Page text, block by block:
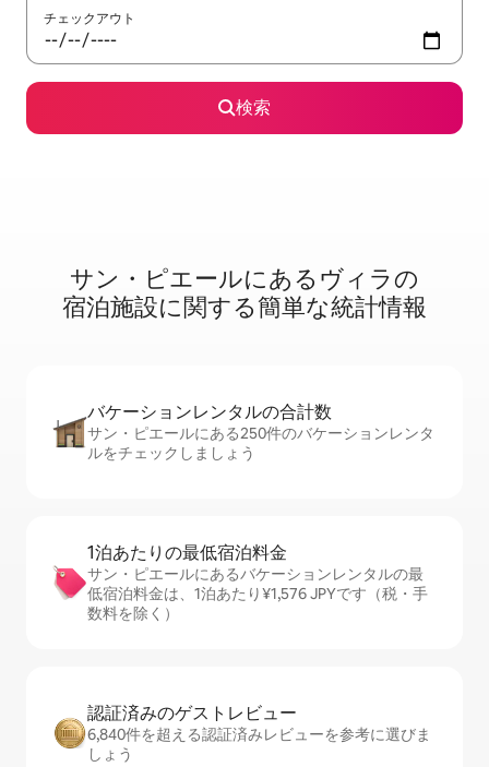
チェックアウト
検索
サン・ピエールに⁠あ⁠るヴ⁠ィ⁠ラ⁠の
宿⁠泊⁠施⁠設⁠に関⁠す⁠る簡⁠単⁠な統⁠計⁠情⁠報
バケーションレ⁠ン⁠タ⁠ル⁠の合⁠計⁠数
サン・ピエールにある250件のバケーションレンタ
ルをチェックしましょう
1泊あたりの最⁠低⁠宿⁠泊⁠料⁠金
サン・ピエールにあるバケーションレンタルの最
低宿泊料金は、1泊あたり¥1,576 JPYです（税・手
数料を除く）
認証済みのゲ⁠ス⁠ト⁠レ⁠ビ⁠ュ⁠ー
6,840件を超える認証済みレビューを参考に選びま
しょう